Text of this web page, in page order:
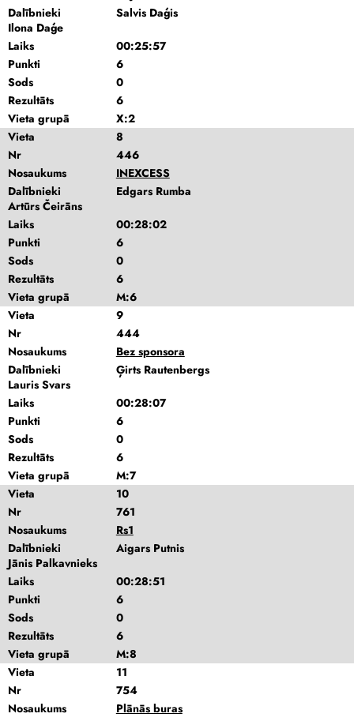
Dalībnieki
Salvis Daģis
Ilona Daģe
Laiks
00:25:57
Punkti
6
Sods
0
Rezultāts
6
Vieta grupā
X:2
Vieta
8
Nr
446
Nosaukums
INEXCESS
Dalībnieki
Edgars Rumba
Artūrs Čeirāns
Laiks
00:28:02
Punkti
6
Sods
0
Rezultāts
6
Vieta grupā
M:6
Vieta
9
Nr
444
Nosaukums
Bez sponsora
Dalībnieki
Ģirts Rautenbergs
Lauris Svars
Laiks
00:28:07
Punkti
6
Sods
0
Rezultāts
6
Vieta grupā
M:7
Vieta
10
Nr
761
Nosaukums
Rs1
Dalībnieki
Aigars Putnis
Jānis Palkavnieks
Laiks
00:28:51
Punkti
6
Sods
0
Rezultāts
6
Vieta grupā
M:8
Vieta
11
Nr
754
Nosaukums
Plānās buras